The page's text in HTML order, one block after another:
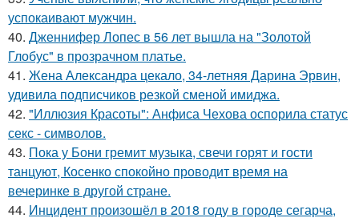
успокаивают мужчин.
40. Дженнифер Лопес в 56 лет вышла на "Золотой
Глобус" в прозрачном платье.
41. Жена Александра цекало, 34-летняя Дарина Эрвин,
удивила подписчиков резкой сменой имиджа.
42. "Иллюзия Красоты": Анфиса Чехова оспорила статус
секс - символов.
43. Пока у Бони гремит музыка, свечи горят и гости
танцуют, Косенко спокойно проводит время на
вечеринке в другой стране.
44. Инцидент произошёл в 2018 году в городе сегарча,